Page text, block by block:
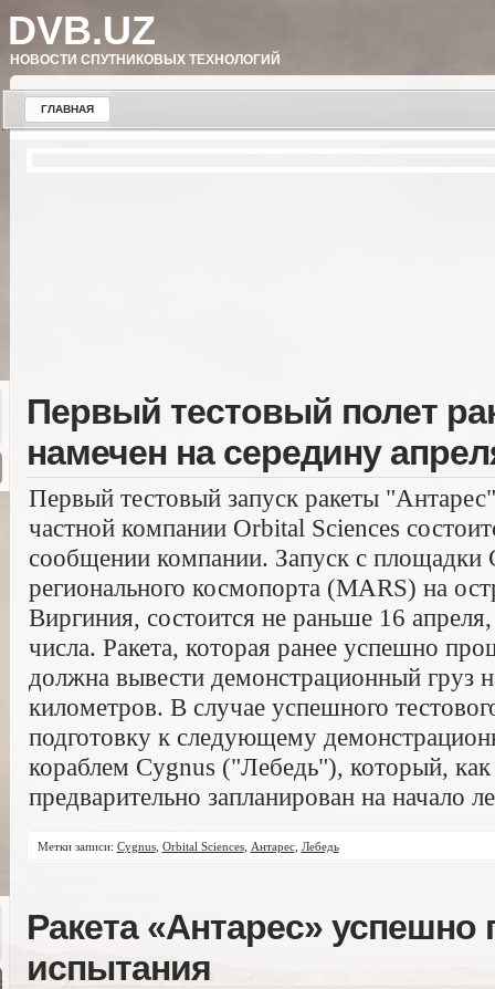
DVB.UZ
НОВОСТИ СПУТНИКОВЫХ ТЕХНОЛОГИЙ
ГЛАВНАЯ
Первый тестовый полет
намечен на середину
Первый тестовый запуск ракеты
частной компании Orbital Sciences
сообщении компании. Запуск с площадки
регионального космопорта (MARS) на
Виргиния, состоится не раньше 16
числа. Ракета, которая ранее успешно
должна вывести демонстрационный груз
километров. В случае успешного
подготовку к следующему
кораблем Cygnus ("Лебедь"), который,
предварительно запланирован на начало
Метки записи: Cygnus, Orbital Sciences, Антарес, Лебедь
Ракета «Антарес»
испытания